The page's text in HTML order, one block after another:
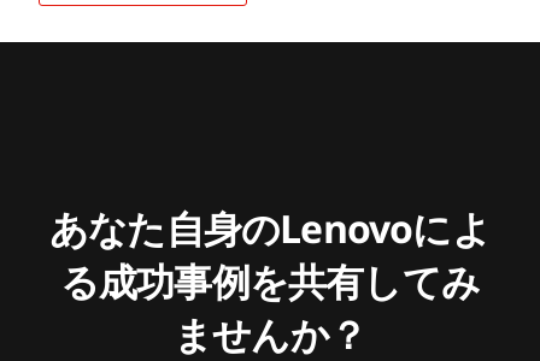
あなた自身のLenovoによ
る成功事例を共有してみ
ませんか？